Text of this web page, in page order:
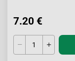
7.20 €